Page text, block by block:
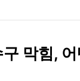
막힘,